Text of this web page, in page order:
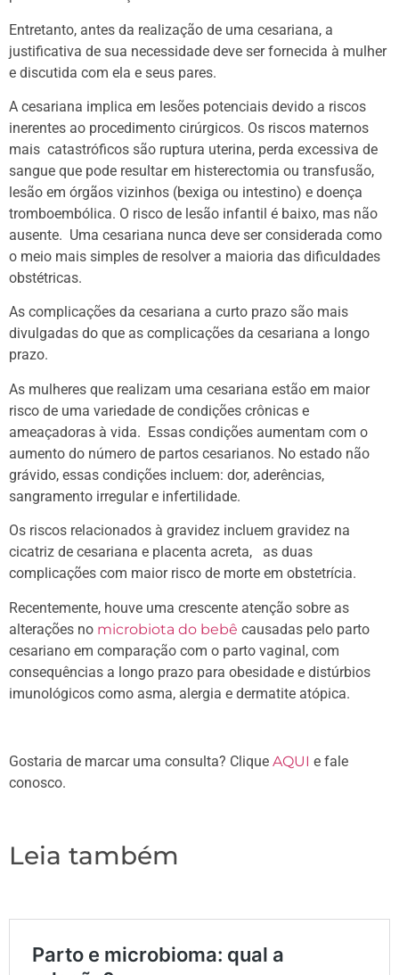
Entretanto, antes da realização de uma cesariana, a
justificativa de sua necessidade deve ser fornecida à mulher
e discutida com ela e seus pares.
A cesariana implica em lesões potenciais devido a riscos
inerentes ao procedimento cirúrgicos. Os riscos maternos
mais catastróficos são ruptura uterina, perda excessiva de
sangue que pode resultar em histerectomia ou transfusão,
lesão em órgãos vizinhos (bexiga ou intestino) e doença
tromboembólica. O risco de lesão infantil é baixo, mas não
ausente. Uma cesariana nunca deve ser considerada como
o meio mais simples de resolver a maioria das dificuldades
obstétricas.
As complicações da cesariana a curto prazo são mais
divulgadas do que as complicações da cesariana a longo
prazo.
As mulheres que realizam uma cesariana estão em maior
risco de uma variedade de condições crônicas e
ameaçadoras à vida. Essas condições aumentam com o
aumento do número de partos cesarianos. No estado não
grávido, essas condições incluem: dor, aderências,
sangramento irregular e infertilidade.
Os riscos relacionados à gravidez incluem gravidez na
cicatriz de cesariana e placenta acreta, as duas
complicações com maior risco de morte em obstetrícia.
Recentemente, houve uma crescente atenção sobre as
alterações no microbiota do bebê causadas pelo parto
cesariano em comparação com o parto vaginal, com
consequências a longo prazo para obesidade e distúrbios
imunológicos como asma, alergia e dermatite atópica.
Gostaria de marcar uma consulta? Clique AQUI e fale
conosco.
Leia também